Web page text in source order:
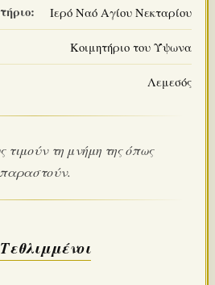
Ιερό Ναό Αγίου Νεκταρίου
Κοιμητήριο του Ύψωνα
Λεμεσός
τη μνήμη της όπως
παραστούν.